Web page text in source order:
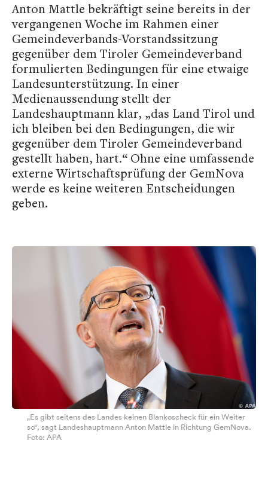
Anton Mattle bekräftigt seine bereits in der
vergangenen Woche im Rahmen einer
Gemeindeverbands-Vorstandssitzung
gegenüber dem Tiroler Gemeindeverband
formulierten Bedingungen für eine etwaige
Landesunterstützung. In einer
Medienaussendung stellt der
Landeshauptmann klar, „das Land Tirol und
ich bleiben bei den Bedingungen, die wir
gegenüber dem Tiroler Gemeindeverband
gestellt haben, hart.“ Ohne eine umfassende
externe Wirtschaftsprüfung der GemNova
werde es keine weiteren Entscheidungen
geben.
„Es gibt seitens des Landes keinen Blankoscheck für ein Weiter
so“, sagt Landeshauptmann Anton Mattle in Richtung GemNova.
Foto: APA